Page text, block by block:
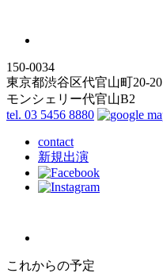
150-0034
東京都渋谷区代官山町20-20
モンシェリー代官山B2
tel. 03 5456 8880
contact
新規出演
これからの予定